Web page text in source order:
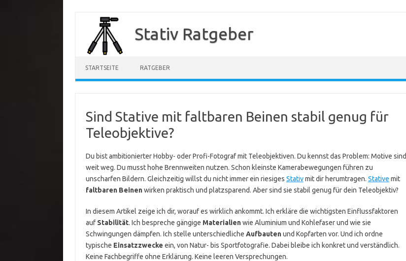
springen
Stativ Ratgeber
STARTSEITE RATGEBER
Sind Stative mit faltbaren Beinen stabil genug für
Teleobjektive?
Du bist ambitionierter Hobby- oder Profi-Fotograf mit Teleobjektiven. Du kennst das Problem: Motive sind
weit weg. Du musst hohe Brennweiten nutzen. Schon kleinste Kamerabewegungen führen zu
unscharfen Bildern. Gleichzeitig willst du nicht immer ein riesiges Stativmit dir herumtragen. Stative mit
faltbaren Beinenwirken praktisch und platzsparend. Aber sind sie stabil genug für dein Teleobjektiv?
In diesem Artikel zeige ich dir, worauf es wirklich ankommt. Ich erkläre die wichtigsten Einflussfaktoren
auf Stabilität. Ich bespreche gängige Materialienwie Aluminium und Kohlefaser und wie sie
Schwingungen dämpfen. Ich stelle unterschiedliche Aufbautenund Kopfarten vor. Und ich ordne
typische Einsatzzwecke ein, von Natur- bis Sportfotografie. Dabei bleibe ich konkret und verständlich.
Keine Fachbegriffe ohne Erklärung. Keine leeren Versprechungen.